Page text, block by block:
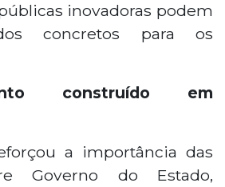
inovadoras podem
concretos para os
construído em
a importância das
Governo do Estado,